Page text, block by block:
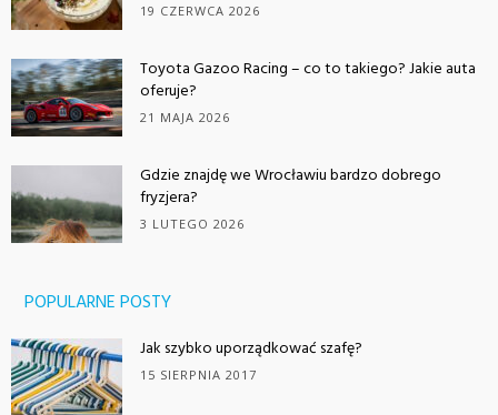
19 CZERWCA 2026
Toyota Gazoo Racing – co to takiego? Jakie auta
oferuje?
21 MAJA 2026
Gdzie znajdę we Wrocławiu bardzo dobrego
fryzjera?
3 LUTEGO 2026
POPULARNE POSTY
Jak szybko uporządkować szafę?
15 SIERPNIA 2017